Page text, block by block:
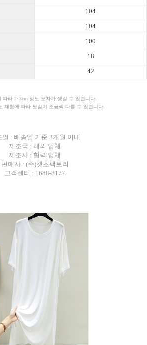
104
104
100
18
42
따라 2~3cm 정도 오차가 생길 수 있습니다.
체형에 따라 핏감이 조금씩 다를 수 있습니다.
일 : 배송일 기준 3개월 이내
제조국 : 해외 업체
제조사 : 협력 업체
판매사 : (주)캣츠팩토리
고객센터 : 1688-8177